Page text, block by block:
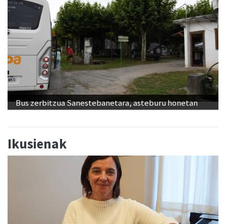
Bus zerbitzua Sanestebanetara, asteburu honetan
Ikusienak